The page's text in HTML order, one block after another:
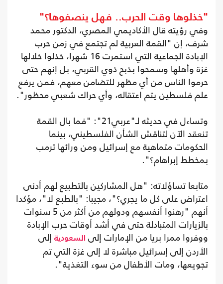
"خذلوها وقت الحرب.. فهل ينصفوها؟"
وفي رؤيته قال الأكاديمي المصري، الدكتور محمد
شرف، إن "القمة العربية لم تجتمع في زمن حرب
الإبادة الجماعية التي استمرت 16 شهرا، خذلوا خلالها
غزة وأهلها وسمحوا بذبح ذوي القربي، بل إنهم حتى
حرموا الناس من أي مظهر للتضامن معهم، فمن يرفع
علم فلسطين يتم اعتقاله، وأي حراك شعبي محظور".
وتساءل في حديثه لـ"عربي21": "فما بال القمة
تنعقد الآن لتناقش الشأن الفلسطيني، بينما
الحكومات متماهية مع إسرائيل ومن ورائها ترمب
بمخطط إبراهام؟".
متابعا تساؤلاته: "هل المشاركين بالتطبيع لهم أدنى
اعتراض على كل ما يجري؟"، مجيبا: "بالطبع لا"، مؤكدا
أنهم "رهنوا أنفسهم ودولهم من أكثر من 5 سنوات
بالزيارات المتبادلة حتى في أشد أوقات حرب الإبادة
ووفروا ممرا بريا من الإمارات إلى السعودية إلى
الأردن إلى إسرائيل مباشرة لا إلى غزة التي تم
تجويعها، ومات الأطفال من سوء التغذية".